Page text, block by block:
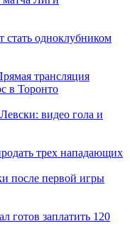
одноклубником
трансляция
в Торонто
видео гола и
трех нападающих
после первой игры
готов заплатить 120